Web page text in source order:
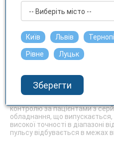
не та країна, яка може
медицини, але про здоров'я
дуже добре, тому для самих
Ноніно - високі технології
Серед інших пульсоксиметрів
обладнання зі Сполучених
напрямок її діяльності -
пульсоксиметрії. В
контролю за пацієнтами з
обладнання, що
високої точності в діапазоні
пульсу відбувається в межах
-- Виберіть місто --
Київ Львів
Рівне Луцьк
Зберегти